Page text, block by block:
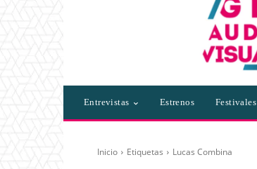
Entrevistas Estrenos Festivales
Inicio Etiquetas Lucas Combina